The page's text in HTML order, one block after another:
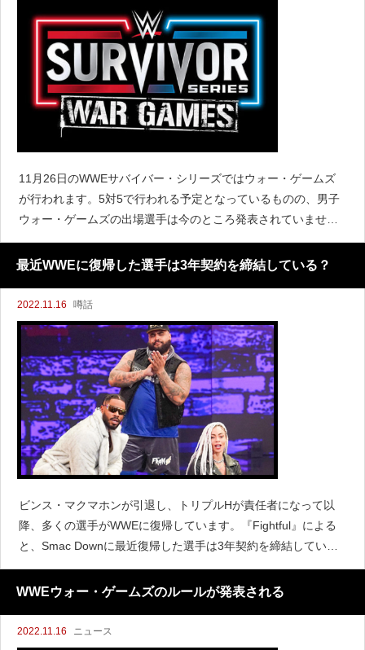
11月26日のWWEサバイバー・シリーズではウォー・ゲームズ
が行われます。5対5で行われる予定となっているものの、男子
ウォー・ゲームズの出場選手は今のところ発表されていませ
ん。『PWInsider』によると、現在の計画ではローマン・レイン
ズ、ウーソズ、サミ・ゼイン、ソロ・シコア対ドリ
最近WWEに復帰した選手は3年契約を締結している？
2022.11.16 噂話
ビンス・マクマホンが引退し、トリプルHが責任者になって以
降、多くの選手がWWEに復帰しています。『Fightful』による
と、Smac Downに最近復帰した選手は3年契約を締結している
と伝えています。復帰した中にはヒット・ロウも含まれていま
すが、グループ全員とも3年契約を締結してお
WWEウォー・ゲームズのルールが発表される
2022.11.16 ニュース